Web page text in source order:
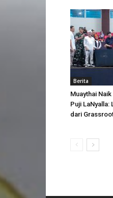
Berita
Muaythai
Puji LaNyalla:
dari